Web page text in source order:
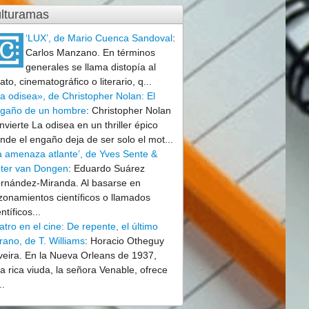
‘LUX’, de Mario Cuenca Sandoval:
Carlos Manzano. En términos
generales se llama distopía al
cinematográfico o literario, q...
odisea», de Christopher Nolan: El
de un hombre:Christopher Nolan
La odisea en un thriller épico
el engaño deja de ser solo el mot...
amenaza atlante’, de Yves Sente &
van Dongen: Eduardo Suárez
Miranda. Al basarse en
científicos o llamados
en el cine: De repente, el último
de T. Williams: Horacio Otheguy
En la Nueva Orleans de 1937,
rica viuda, la señora Venable, ofrece